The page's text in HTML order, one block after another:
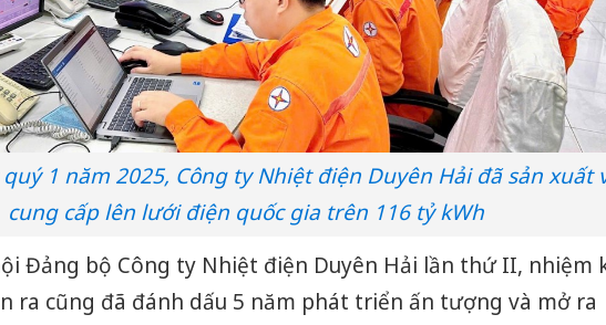
1 năm 2025, Công ty Nhiệt điện Duyên Hải đã sản xuất
cung cấp lên lưới điện quốc gia trên 116 tỷ kWh
Đảng bộ Công ty Nhiệt điện Duyên Hải lần thứ II, nhiệm
ra cũng đã đánh dấu 5 năm phát triển ấn tượng và mở ra